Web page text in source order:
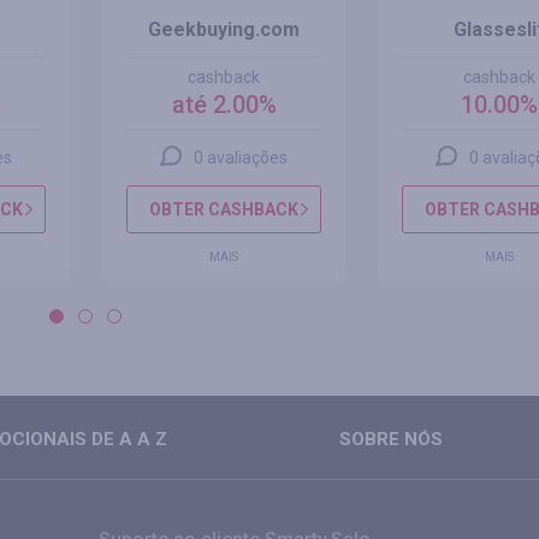
Geekbuying.com
cashback
até 2.00%
0 avaliações
OBTER CASHBACK
MAIS
cashback
10.00%
0
OBTER
MAIS
DE A A Z SOBRE NÓS